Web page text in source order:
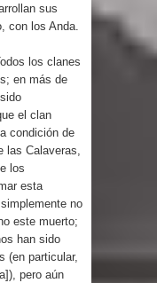
sus
con los Anda.
los clanes
en más de
el clan
condición de
las Calaveras,
los
esta
no
este muerto;
han sido
(en particular,
pero aún